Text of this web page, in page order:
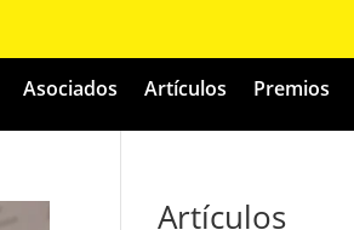
Asociados Artículos Premios
Artículos